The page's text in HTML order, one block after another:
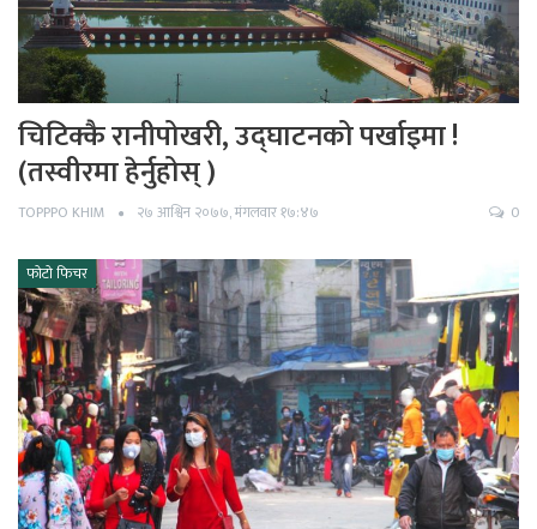
चिटिक्कै रानीपोखरी, उद्घाटनको पर्खाइमा !
(तस्वीरमा हेर्नुहोस् )
TOPPPO KHIM २७ आश्विन २०७७, मंगलवार १७:४७ 0
फोटो फिचर